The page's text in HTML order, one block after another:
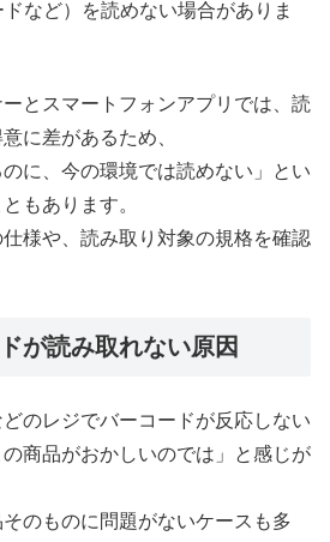
など）を読めない場合がありま
とスマートフォンアプリでは、読
に差があるため、
のに、今の環境では読めない」とい
もあります。
様や、読み取り対象の規格を確認
が読み取れない原因
のレジでバーコードが反応しない
商品がおかしいのでは」と感じが
のものに問題がないケースも多